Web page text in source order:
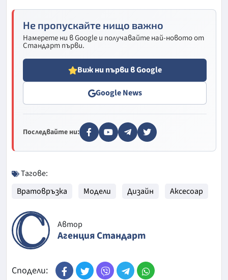
Не пропускайте нищо важно
Намерете ни в Google и получавайте най-новото от
Стандарт първи.
Виж ни първи в Google
Google News
Последвайте ни:
Тагове:
Вратовръзка
Модели Дизайн Аксесоар
Автор
Агенция Стандарт
Сподели: